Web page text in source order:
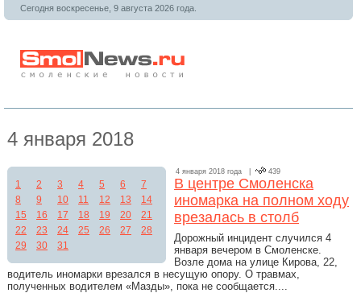
Сегодня воскресенье, 9 августа 2026 года.
4 января 2018
1 2 3 4 5 6
7
8
9 10 11 12 13
14
15
16 17 18 19 20
21
22
23 24 25 26 27
28
29
30 31
4 января 2018 года | 439
В центре Смоленска
иномарка на полном ходу
врезалась в столб
Дорожный инцидент случился 4
января вечером в Смоленске.
Возле дома на улице Кирова, 22,
водитель иномарки врезался в несущую опору. О травмах,
полученных водителем «Мазды», пока не сообщается....